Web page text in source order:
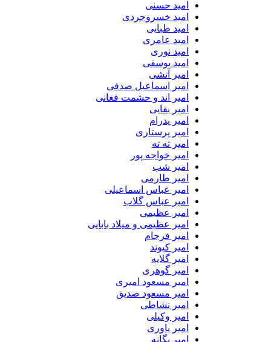
امید حسنی
امید خسروجردی
امید طبایی
امید عامری
امید نوری
امید یوسفی
امیر آتشی
امیر اسماعیل صدفی
امیر اند و حشمت فغانی
امیر بقایی
امیر پدرام
امیر پرستاری
امیر ته ته
امیر خواجه پور
امیر شب
امیر طارمی
امیر عباس اسماعیلی
امیر عباس گلاب
امیر عظیمی
امیر عظیمی و میلاد بابایی
امیر فرجام
امیر کیوند
امیر گلایه
امیر گوهری
امیر مسعود امیری
امیر مسعود صدیق
امیر نشاطی
امیر وکیلی
امیر یاوری
امیر یگانه